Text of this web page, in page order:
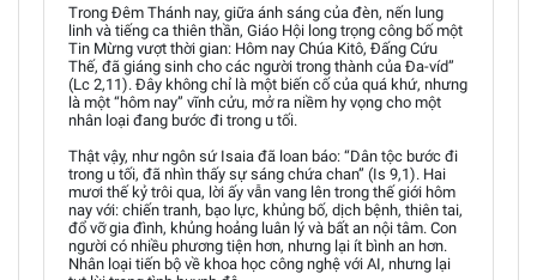
Trong Đêm Thánh nay, giữa ánh sáng của đèn, nến lung
linh và tiếng ca thiên thần, Giáo Hội long trọng công bố một
Tin Mừng vượt thời gian: Hôm nay Chúa Kitô, Đấng Cứu
Thế, đã giáng sinh cho các người trong thành của Đa-víd”
(Lc 2,11). Đây không chỉ là một biến cố của quá khứ, nhưng
là một “hôm nay” vĩnh cửu, mở ra niềm hy vọng cho một
nhân loại đang bước đi trong u tối.
Thật vậy, như ngôn sứ Isaia đã loan báo: “Dân tộc bước đi
trong u tối, đã nhìn thấy sự sáng chứa chan” (Is 9,1). Hai
mươi thế kỷ trôi qua, lời ấy vẫn vang lên trong thế giới hôm
nay với: chiến tranh, bạo lực, khủng bố, dịch bệnh, thiên tai,
đổ vỡ gia đình, khủng hoảng luân lý và bất an nội tâm. Con
người có nhiều phương tiện hơn, nhưng lại ít bình an hơn.
Nhân loại tiến bộ về khoa học công nghệ với AI, nhưng lại